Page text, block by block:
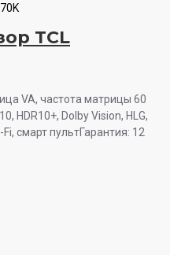
TCL
VA, частота матрицы 60
HDR10+, Dolby Vision, HLG,
смарт пультГарантия: 12